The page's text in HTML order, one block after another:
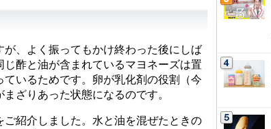
、よく振ってもかけ終わった後にしば
酢と油が含まれているマヨネーズは置
いるためです。卵が乳化剤の役割（今
ざりあった状態になるのです。
紹介しました。水と油を混ぜたときの